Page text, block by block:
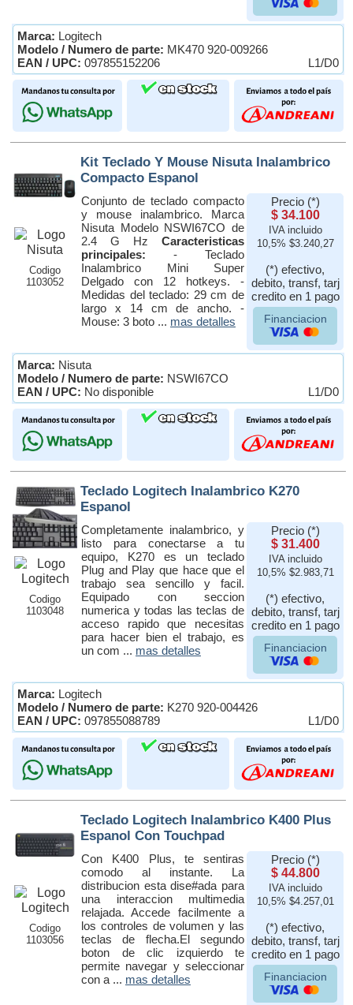
Marca: Logitech
Modelo / Numero de parte: MK470 920-009266
EAN / UPC: 097855152206 L1/D0
Codigo
1103052
Kit Teclado Y Mouse Nisuta Inalambrico
Compacto Espanol
Conjunto de teclado compacto
y mouse inalambrico. Marca
Nisuta Modelo NSWI67CO de
2.4 G Hz Caracteristicas
principales: - Teclado
Inalambrico Mini Super
Delgado con 12 hotkeys. -
Medidas del teclado: 29 cm de
largo x 14 cm de ancho. -
Mouse: 3 boto ... mas detalles
Precio (*)
$ 34.100
IVA incluido
10,5% $3.240,27
(*) efectivo,
debito, transf, tarj
credito en 1 pago
Financiacion
Marca: Nisuta
Modelo / Numero de parte: NSWI67CO
EAN / UPC: No disponible L1/D0
Codigo
1103048
Teclado Logitech Inalambrico K270
Espanol
Completamente inalambrico, y
listo para conectarse a tu
equipo, K270 es un teclado
Plug and Play que hace que el
trabajo sea sencillo y facil.
Equipado con seccion
numerica y todas las teclas de
acceso rapido que necesitas
para hacer bien el trabajo, es
un com ... mas detalles
Precio (*)
$ 31.400
IVA incluido
10,5% $2.983,71
(*) efectivo,
debito, transf, tarj
credito en 1 pago
Financiacion
Marca: Logitech
Modelo / Numero de parte: K270 920-004426
EAN / UPC: 097855088789 L1/D0
Codigo
1103056
Teclado Logitech Inalambrico K400 Plus
Espanol Con Touchpad
Con K400 Plus, te sentiras
comodo al instante. La
distribucion esta dise#ada para
una interaccion multimedia
relajada. Accede facilmente a
los controles de volumen y las
teclas de flecha.El segundo
boton de clic izquierdo te
permite navegar y seleccionar
con a ... mas detalles
Precio (*)
$ 44.800
IVA incluido
10,5% $4.257,01
(*) efectivo,
debito, transf, tarj
credito en 1 pago
Financiacion